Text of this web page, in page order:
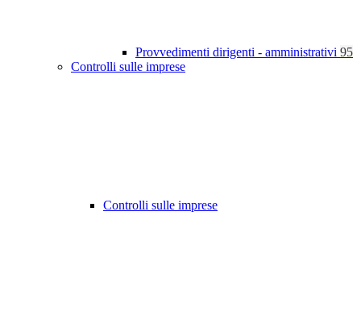
Provvedimenti dirigenti - amministrativi 95
Controlli sulle imprese
Controlli sulle imprese